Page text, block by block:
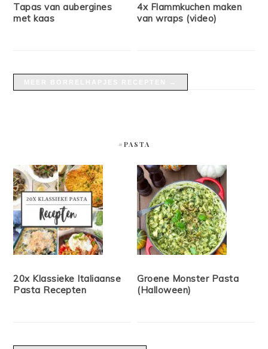
Tapas van aubergines
met kaas
4x Flammkuchen maken
van wraps (video)
#PASTA
20x Klassieke Italiaanse
Pasta Recepten
Groene Monster Pasta
(Halloween)